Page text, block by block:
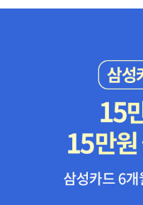
것이 더 많다.'는 저자의 규명
도 근간에는 일반 남성들의
미국의 도널드 트럼프를 등장
이나 심지어 학계에서 저들을
만약 미국 정치에서 대놓고
극우 파시스트와 가깝다고 생
넌의 사례는 실질적 증거라고
차대전의 잿더미에서 정치와
국 선거판의 단골 메뉴로 등
4'디지털 미디어와 페미니즘'
기 온라인 부관참시인양 집단
떤 이유로도 정당화할 수 없
인에 공개해 '그 집에 찾아가
적인 글쓰기를 아예 포기한
완벽주의는 분명 문제지만 일
별주의EU에서한반도의미래
지방은 어쩌다 공공의 적이 되었나? (한
肪비만이라부르면모든차별
#제국과의로운민족外 #지방
답지못하다는악담에깔린권력
7. 인싸를 죽여라 (앤절라 네이글 지음) [15.5] #좌파닮은대안